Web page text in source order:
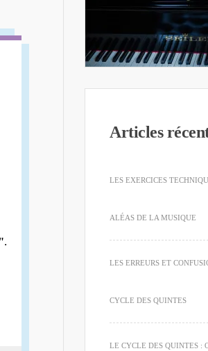
.
Articles
LES EXERCICES
ALÉAS DE LA MUSIQUE
LES ERREURS ET
CYCLE DES QUINTES
LE CYCLE DES QUINTES :